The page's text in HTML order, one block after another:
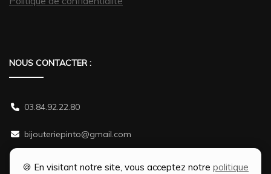
🍪 En visitant notre site, vous acceptez notre politique
NOUS CONTACTER :
03.84.92.22.80
bijouteriepinto@gmail.com
38 rue Gambetta 70500 JUSSEY